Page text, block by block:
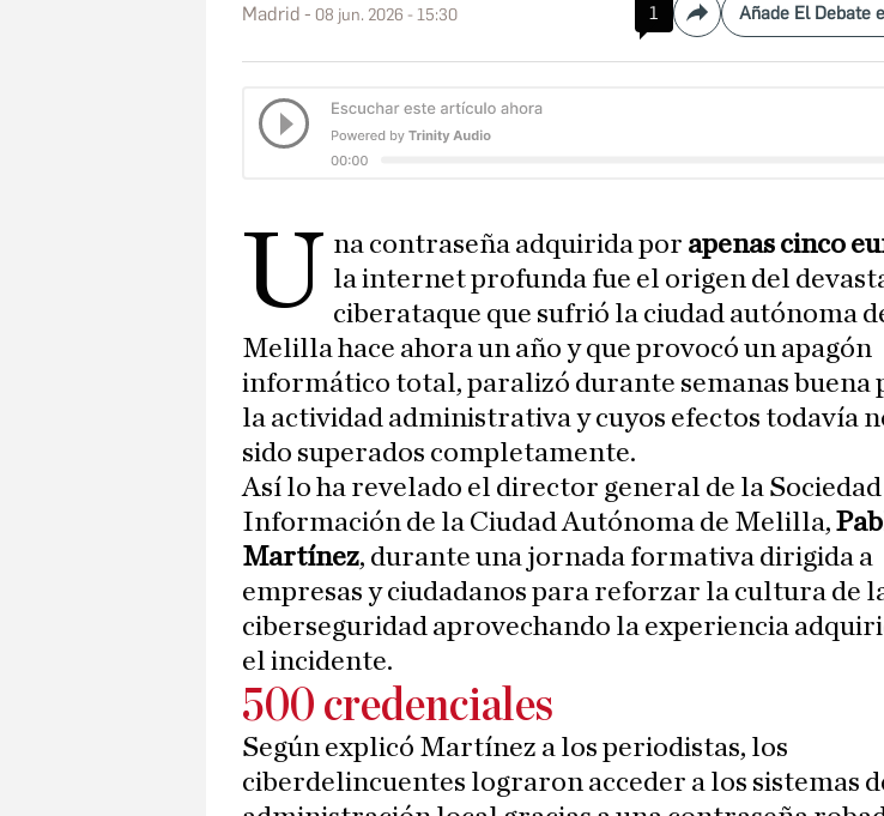
Madrid 08 jun. 2026 - 15:30 1 CompartirAñade El Debate
U na contraseña adquirida por apenas cinco
la internet profunda fue el origen del
ciberataque que sufrió la ciudad autónoma
Melilla hace ahora un año y que provocó un apagón
informático total, paralizó durante semanas buena
la actividad administrativa y cuyos efectos todavía
sido superados completamente.
Así lo ha revelado el director general de la
Información de la Ciudad Autónoma de Melilla,
Martínez, durante una jornada formativa dirigida a
empresas y ciudadanos para reforzar la cultura de
ciberseguridad aprovechando la experiencia
el incidente.
500 credenciales
Según explicó Martínez a los periodistas, los
ciberdelincuentes lograron acceder a los sistemas